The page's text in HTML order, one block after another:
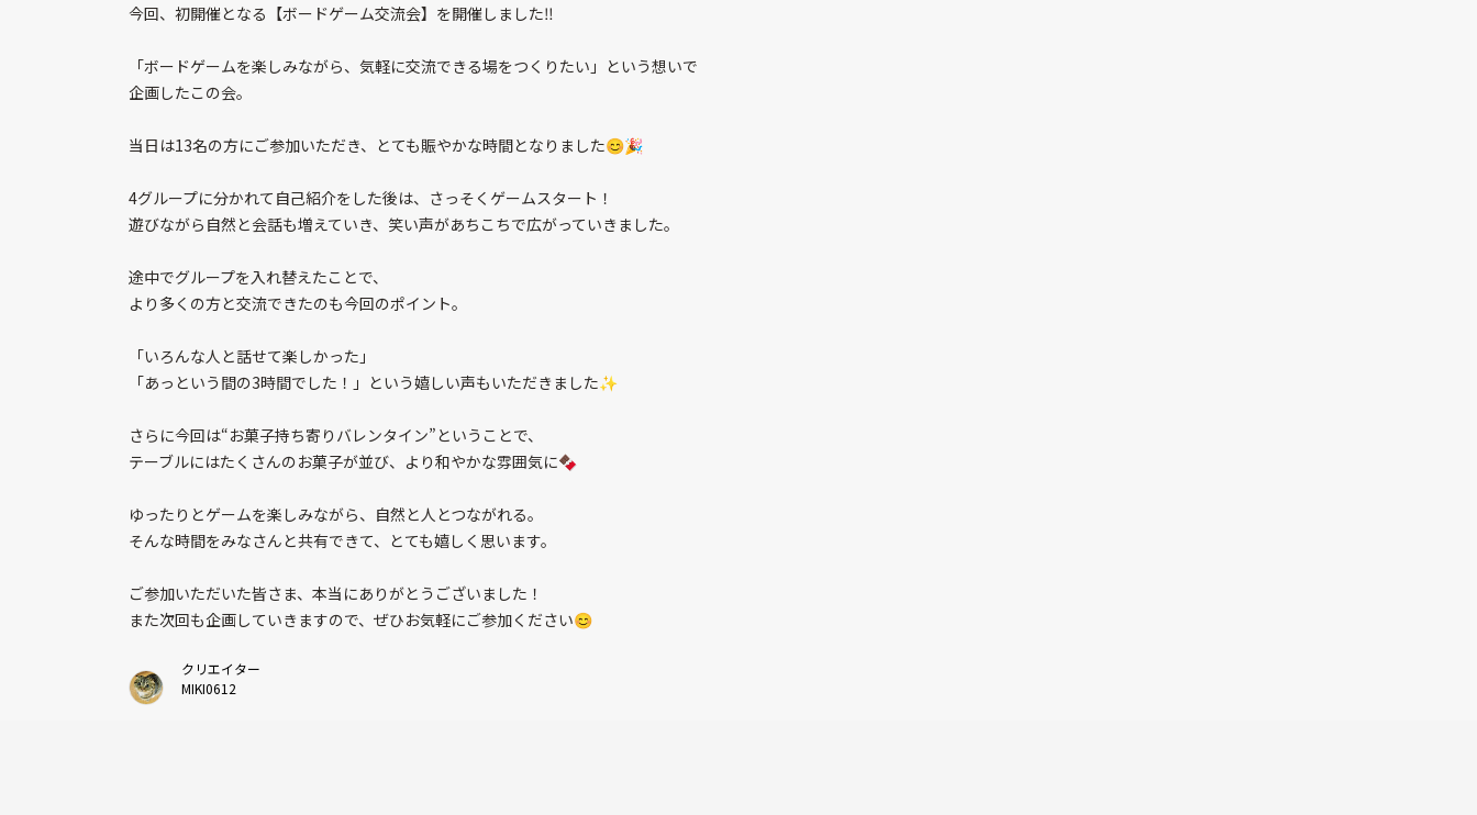
今回、初開催となる【ボードゲーム交流会】を開催しました‼️
「ボードゲームを楽しみながら、気軽に交流できる場をつくりたい」という想いで
企画したこの会。
当日は13名の方にご参加いただき、とても賑やかな時間となりました😊🎉
4グループに分かれて自己紹介をした後は、さっそくゲームスタート！
遊びながら自然と会話も増えていき、笑い声があちこちで広がっていきました。
途中でグループを入れ替えたことで、
より多くの方と交流できたのも今回のポイント。
「いろんな人と話せて楽しかった」
「あっという間の3時間でした！」という嬉しい声もいただきました✨
さらに今回は“お菓子持ち寄りバレンタイン”ということで、
テーブルにはたくさんのお菓子が並び、より和やかな雰囲気に🍫
ゆったりとゲームを楽しみながら、自然と人とつながれる。
そんな時間をみなさんと共有できて、とても嬉しく思います。
ご参加いただいた皆さま、本当にありがとうございました！
また次回も企画していきますので、ぜひお気軽にご参加ください😊
クリエイター
MIKI0612